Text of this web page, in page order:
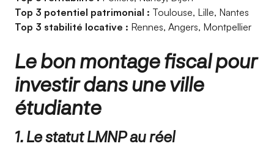
Top 3 potentiel patrimonial : Toulouse, Lille, Nantes
Top 3 stabilité locative : Rennes, Angers, Montpellier
Le bon montage fiscal pour
investir dans une ville
étudiante
1. Le statut LMNP au réel